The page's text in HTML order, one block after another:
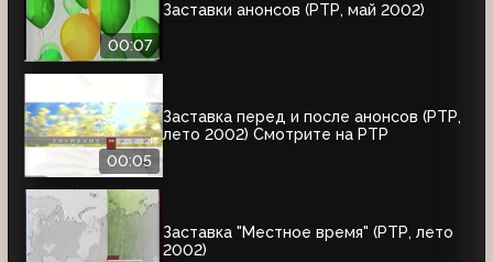
00:07
Заставки анонсов (РТР, май 2002)
00:05
Заставка перед и после анонсов (РТР,
лето 2002) Смотрите на РТР
Заставка "Местное время" (РТР, лето
2002)